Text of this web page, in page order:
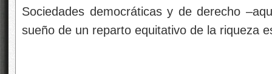
Sociedades democráticas y de derecho
sueño de un reparto equitativo de la riqueza